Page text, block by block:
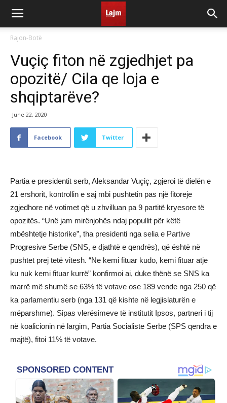
Rajon-Botë
Vuçiç fiton në zgjedhjet pa
opozitë/ Cila qe loja e
shqiptarëve?
June 22, 2020
Facebook Twitter
Partia e presidentit serb, Aleksandar Vuçiç, zgjeroi të dielën e
21 ershorit, kontrollin e saj mbi pushtetin pas një fitoreje
zgjedhore në votimet që u zhvilluan pa 9 partitë kryesore të
opozitës. “Unë jam mirënjohës ndaj popullit për këtë
mbështetje historike”, tha presidenti nga selia e Partive
Progresive Serbe (SNS, e djathtë e qendrës), që është në
pushtet prej tetë vitesh. “Ne kemi fituar kudo, kemi fituar atje
ku nuk kemi fituar kurrë” konfirmoi ai, duke thënë se SNS ka
marrë më shumë se 63% të votave ose 189 vende nga 250 që
ka parlamentiu serb (nga 131 që kishte në legjislaturën e
mëparshme). Sipas vlerësimeve të institutit Ipsos, partneri i tij
në koalicionin në largim, Partia Socialiste Serbe (SPS qendra e
majtë), fitoi 11% të votave.